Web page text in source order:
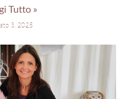
Tutto »
3, 2025